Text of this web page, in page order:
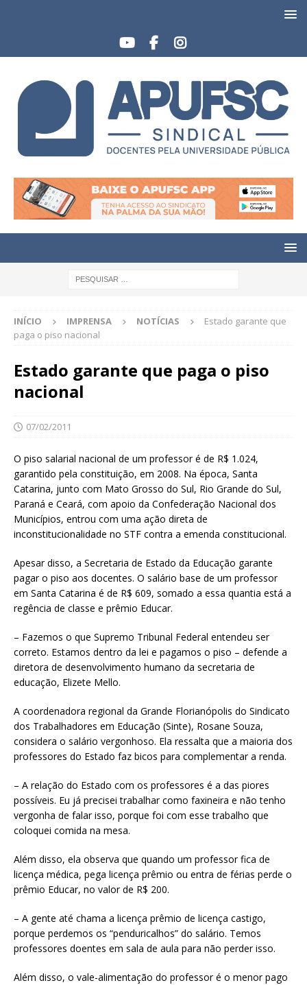
INÍCIO IMPRENSA NOTÍCIAS
Estado garante que
paga o piso nacional
Estado garante que paga o piso
nacional
07/02/2011
O piso salarial nacional de um professor é de R$ 1.024,
garantido pela constituição, em 2008. Na época, Santa
Catarina, junto com Mato Grosso do Sul, Rio Grande do Sul,
Paraná e Ceará, com apoio da Confederação Nacional dos
Municípios, entrou com uma ação direta de
inconstitucionalidade no STF contra a emenda constitucional.
Apesar disso, a Secretaria de Estado da Educação garante
pagar o piso aos docentes. O salário base de um professor
em Santa Catarina é de R$ 609, somado a essa quantia está a
regência de classe e prêmio Educar.
– Fazemos o que Supremo Tribunal Federal entendeu ser
correto. Estamos dentro da lei e pagamos o piso – defende a
diretora de desenvolvimento humano da secretaria de
educação, Elizete Mello.
A coordenadora regional da Grande Florianópolis do Sindicato
dos Trabalhadores em Educação (Sinte), Rosane Souza,
considera o salário vergonhoso. Ela ressalta que a maioria dos
professores do Estado faz bicos para complementar a renda.
– A relação do Estado com os professores é a das piores
possíveis. Eu já precisei trabalhar como faxineira e não tenho
vergonha de falar isso, porque foi com esse trabalho que
coloquei comida na mesa.
Além disso, ela observa que quando um professor fica de
licença médica, pega licença prêmio ou entra de férias perde o
prêmio Educar, no valor de R$ 200.
– A gente até chama a licença prêmio de licença castigo,
porque perdemos os “penduricalhos” do salário. Temos
professores doentes em sala de aula para não perder isso.
Além disso, o vale-alimentação do professor é o menor pago